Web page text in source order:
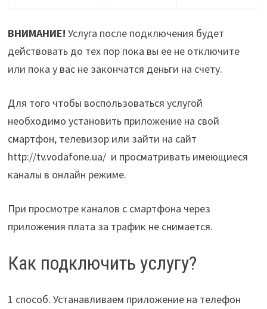
ВНИМАНИЕ! Услуга после подключения будет
действовать до тех пор пока вы ее не отключите
или пока у вас не закончатся деньги на счету.
Для того чтобы воспользоваться услугой
необходимо установить приложение на свой
смартфон, телевизор или зайти на сайт
http://tv.vodafone.ua/ и просматривать имеющиеся
каналы в онлайн режиме.
При просмотре каналов с смартфона через
приложения плата за трафик не снимается.
Как подключить услугу?
1 способ. Устанавливаем приложение на телефон